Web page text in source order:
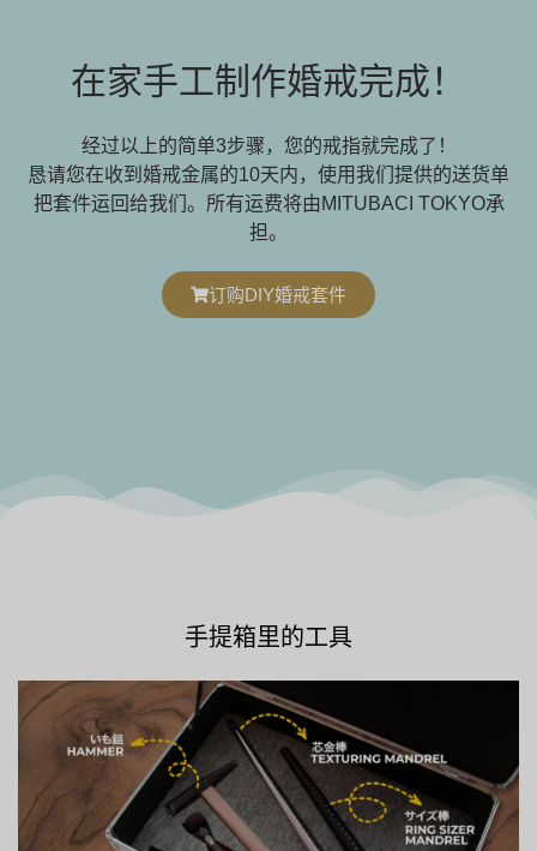
在家手工制作婚戒完成！
经过以上的简单3步骤，您的戒指就完成了！
恳请您在收到婚戒金属的10天内，使用我们提供的送货单
把套件运回给我们。所有运费将由MITUBACI TOKYO承
担。
订购DIY婚戒套件
手提箱里的工具